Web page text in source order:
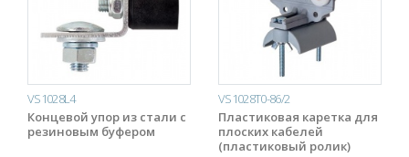
VS1028L4
Концевой упор из стали с
резиновым буфером
VS1028T0-86/2
Пластиковая каретка для
плоских кабелей
(пластиковый ролик)